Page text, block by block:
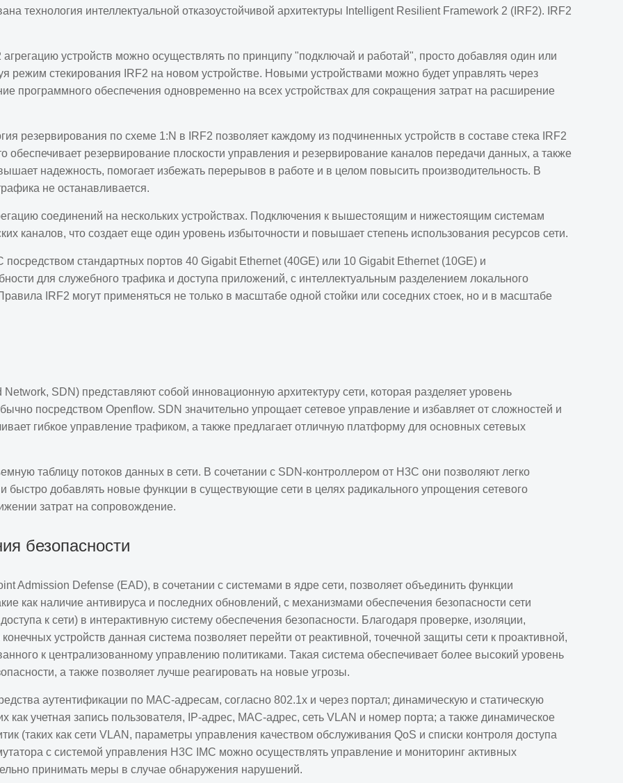
модулей и 2 слота
4 совмещенных
QSFP+ 40G,
тока.
порта SFP+ 10G/1G BASE-X
переменного и
технология интеллектуальной отказоустойчивой архитектуры Intelligent Resilient Framework 2 (IRF2). IRF2
устройств можно осуществлять по принципу "подключай и работай", просто добавляя один или
режим стекирования IRF2 на новом устройстве. Новыми устройствами можно будет управлять через
программного обеспечения одновременно на всех устройствах для сокращения затрат на расширение
резервирования по схеме 1:N в IRF2 позволяет каждому из подчиненных устройств в составе стека IRF2
обеспечивает резервирование плоскости управления и резервирование каналов передачи данных, а также
надежность, помогает избежать перерывов в работе и в целом повысить производительность. В
не останавливается.
соединений на нескольких устройствах. Подключения к вышестоящим и нижестоящим системам
каналов, что создает еще один уровень избыточности и повышает степень использования ресурсов сети.
посредством стандартных портов 40 Gigabit Ethernet (40GE) или 10 Gigabit Ethernet (10GE) и
для служебного трафика и доступа приложений, с интеллектуальным разделением локального
IRF2 могут применяться не только в масштабе одной стойки или соседних стоек, но и в масштабе
SDN) представляют собой инновационную архитектуру сети, которая разделяет уровень
посредством Openflow. SDN значительно упрощает сетевое управление и избавляет от сложностей и
гибкое управление трафиком, а также предлагает отличную платформу для основных сетевых
таблицу потоков данных в сети. В сочетании с SDN-контроллером от H3C они позволяют легко
быстро добавлять новые функции в существующие сети в целях радикального упрощения сетевого
затрат на сопровождение.
безопасности
Admission Defense (EAD), в сочетании с системами в ядре сети, позволяет объединить функции
как наличие антивируса и последних обновлений, с механизмами обеспечения безопасности сети
к сети) в интерактивную систему обеспечения безопасности. Благодаря проверке, изоляции,
устройств данная система позволяет перейти от реактивной, точечной защиты сети к проактивной,
к централизованному управлению политиками. Такая система обеспечивает более высокий уровень
а также позволяет лучше реагировать на новые угрозы.
аутентификации по MAC-адресам, согласно 802.1x и через портал; динамическую и статическую
как учетная запись пользователя, IP-адрес, MAC-адрес, сеть VLAN и номер порта; а также динамическое
(таких как сети VLAN, параметры управления качеством обслуживания QoS и списки контроля доступа
с системой управления H3C IMC можно осуществлять управление и мониторинг активных
принимать меры в случае обнаружения нарушений.